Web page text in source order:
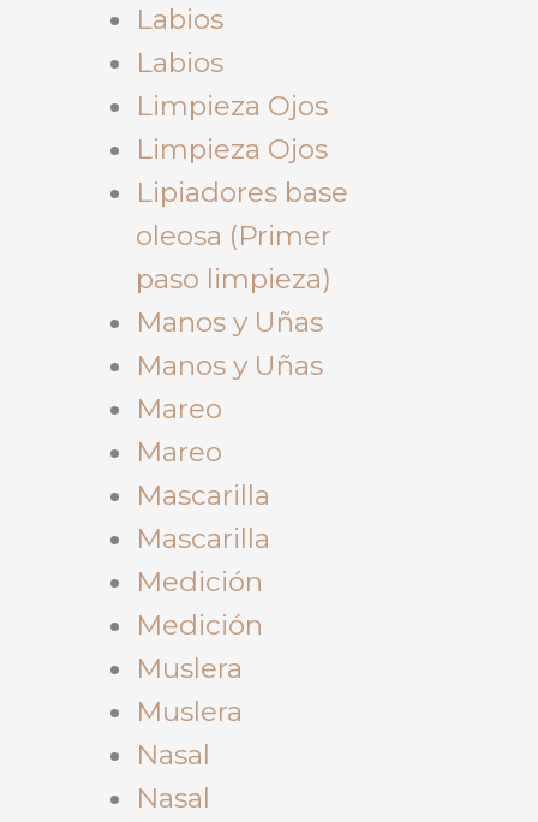
Labios
Labios
Limpieza Ojos
Limpieza Ojos
Lipiadores base
oleosa (Primer
paso limpieza)
Manos y Uñas
Manos y Uñas
Mareo
Mareo
Mascarilla
Mascarilla
Medición
Medición
Muslera
Muslera
Nasal
Nasal